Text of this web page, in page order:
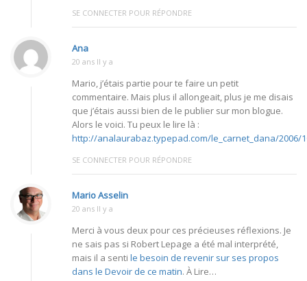
SE CONNECTER POUR RÉPONDRE
Ana
20 ans Il y a
Mario, j’étais partie pour te faire un petit
commentaire. Mais plus il allongeait, plus je me disais
que j’étais aussi bien de le publier sur mon blogue.
Alors le voici. Tu peux le lire là :
http://analaurabaz.typepad.com/le_carnet_dana/2006/
SE CONNECTER POUR RÉPONDRE
Mario Asselin
20 ans Il y a
Merci à vous deux pour ces précieuses réflexions. Je
ne sais pas si Robert Lepage a été mal interprété,
mais il a senti le besoin de revenir sur ses propos
dans le Devoir de ce matin. À Lire…